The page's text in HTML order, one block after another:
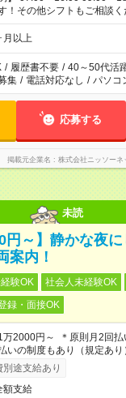
！その他シフトもご相談く
月以上
/ 履歴書不要 / 40～50代活
集 / 電話対応なし / パソコ
応募する
掲載元企業名 株式会社ニッソーネ
未読
円～】静かな夜
案内！
験OK 社会人未経験OK
録・面接OK
1万2000円～ ＊原則月2回
いの制度もあり（規定あ
別途支給あり
額支給